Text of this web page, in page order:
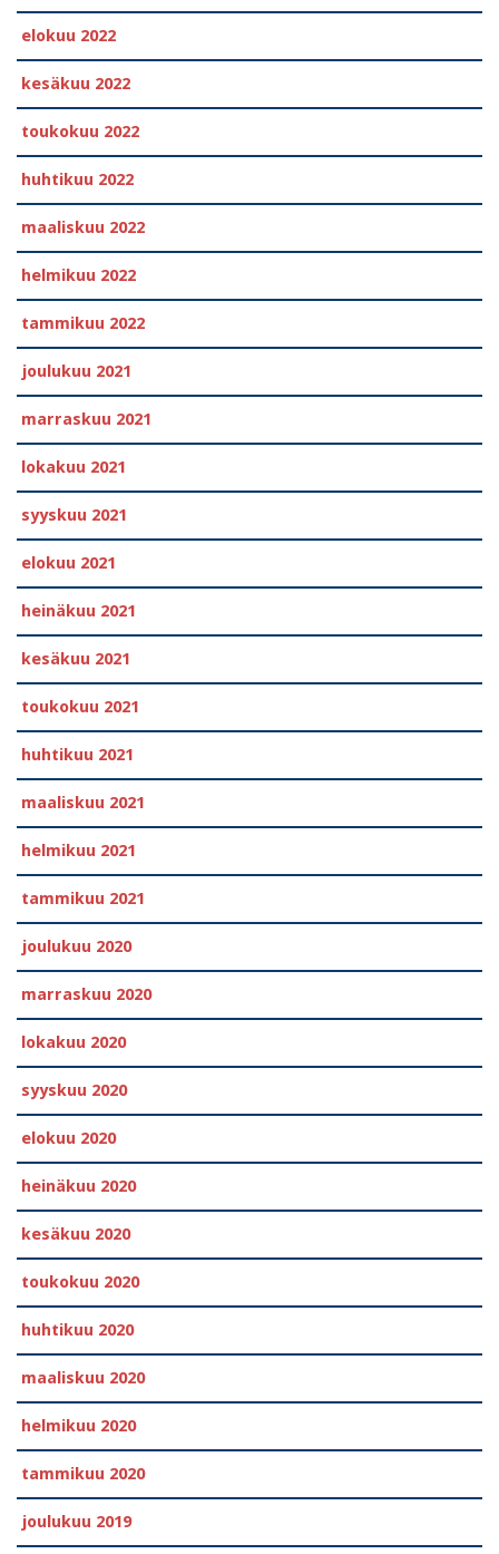
elokuu 2022
kesäkuu 2022
toukokuu 2022
huhtikuu 2022
maaliskuu 2022
helmikuu 2022
tammikuu 2022
joulukuu 2021
marraskuu 2021
lokakuu 2021
syyskuu 2021
elokuu 2021
heinäkuu 2021
kesäkuu 2021
toukokuu 2021
huhtikuu 2021
maaliskuu 2021
helmikuu 2021
tammikuu 2021
joulukuu 2020
marraskuu 2020
lokakuu 2020
syyskuu 2020
elokuu 2020
heinäkuu 2020
kesäkuu 2020
toukokuu 2020
huhtikuu 2020
maaliskuu 2020
helmikuu 2020
tammikuu 2020
joulukuu 2019